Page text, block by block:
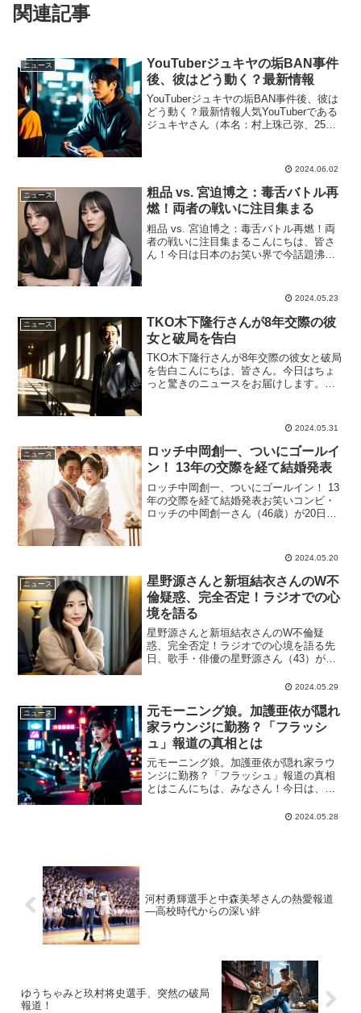
関連記事
ニュース
YouTuberジュキヤの垢BAN事件
後、彼はどう動く？最新情報
YouTuberジュキヤの垢BAN事件後、彼は
どう動く？最新情報人気YouTuberである
ジュキヤさん（本名：村上珠己弥、25
BAN）という大変ショッキングな事態に
2024.06.02
ニュース
粗品 vs. 宮迫博之：毒舌バトル再
燃！両者の戦いに注目集まる
粗品 vs. 宮迫博之：毒舌バトル再燃！両
者の戦いに注目集まるこんにちは、皆さ
ん！今日は日本のお笑い界で今話題沸騰
佐々木直人）さんが、元雨上がり決死隊
2024.05.23
ニュース
TKO木下隆行さんが8年交際の彼
女と破局を告白
TKO木下隆行さんが8年交際の彼女と破局
を告白こんにちは、皆さん。今日はちょ
っと驚きのニュースをお届けします。あ
ラ』で8年間付き合っていた恋人との破局
2024.05.31
ニュース
ロッチ中岡創一、ついにゴールイ
ン！ 13年の交際を経て結婚発表
ロッチ中岡創一、ついにゴールイン！ 13
年の交際を経て結婚発表お笑いコンビ・
ロッチの中岡創一さん（46歳）が20日に
ベエンターテインメント』を通じて報告
2024.05.20
ニュース
星野源さんと新垣結衣さんのW不
倫疑惑、完全否定！ラジオでの心
境を語る
星野源さんと新垣結衣さんのW不倫疑
惑、完全否定！ラジオでの心境を語る先
日、歌手・俳優の星野源さん（43）が、
ールナイトニッポン』（ニッポン放送）
疑惑や離婚危機説について...
2024.05.29
ニュース
元モーニング娘。加護亜依が隠れ
家ラウンジに勤務？「フラッシ
ュ」報道の真相とは
元モーニング娘。加護亜依が隠れ家ラウ
ンジに勤務？「フラッシュ」報道の真相
とはこんにちは、みなさん！今日は、元
世を風靡した“加護ちゃん”こと加護亜依さ
2024.05.28
河村勇輝選手と中森美琴さんの熱愛報道
—高校時代からの深い絆
ゆうちゃみと玖村将史選手、突然の破局
報道！